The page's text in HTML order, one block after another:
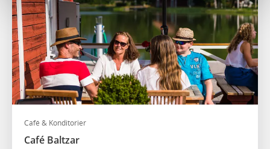
Café & Konditorier
Café Baltzar